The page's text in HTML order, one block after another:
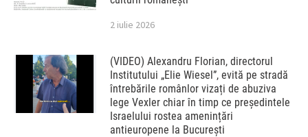
2 iulie 2026
(VIDEO) Alexandru Florian, directorul
Institutului „Elie Wiesel”, evită pe stradă
întrebările românlor vizați de abuziva
lege Vexler chiar în timp ce președintele
Israelului rostea amenințări
antieuropene la București